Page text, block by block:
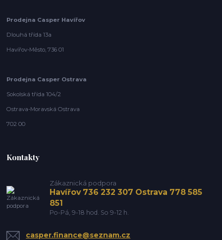
Prodejna Casper Havířov
Dlouhá třída 13a
Havířov-Město, 736 01
Prodejna Casper Ostrava
Sokolská třída 104/2
Ostrava-Moravská Ostrava
702 00
Kontakty
Zákaznická podpora
Havířov 736 232 307 Ostrava 778 585
851
Po-Pá, 9-18 hod. So 9-12 h.
casper.finance@seznam.cz